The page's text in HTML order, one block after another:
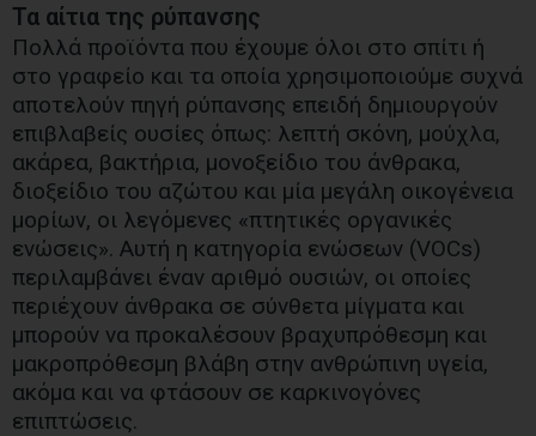
Τα αίτια της ρύπανσης
Πολλά προϊόντα που έχουμε όλοι στο σπίτι ή
στο γραφείο και τα οποία χρησιμοποιούμε συχνά
αποτελούν πηγή ρύπανσης επειδή δημιουργούν
επιβλαβείς ουσίες όπως: λεπτή σκόνη, μούχλα,
ακάρεα, βακτήρια, μονοξείδιο του άνθρακα,
διοξείδιο του αζώτου και μία μεγάλη οικογένεια
μορίων, οι λεγόμενες «πτητικές οργανικές
ενώσεις». Αυτή η κατηγορία ενώσεων (VOCs)
περιλαμβάνει έναν αριθμό ουσιών, οι οποίες
περιέχουν άνθρακα σε σύνθετα μίγματα και
μπορούν να προκαλέσουν βραχυπρόθεσμη και
μακροπρόθεσμη βλάβη στην ανθρώπινη υγεία,
ακόμα και να φτάσουν σε καρκινογόνες
επιπτώσεις.